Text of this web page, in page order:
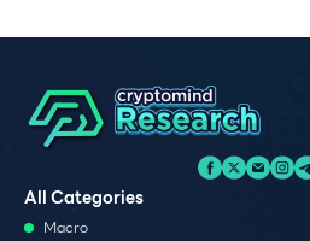
All Categories
Macro